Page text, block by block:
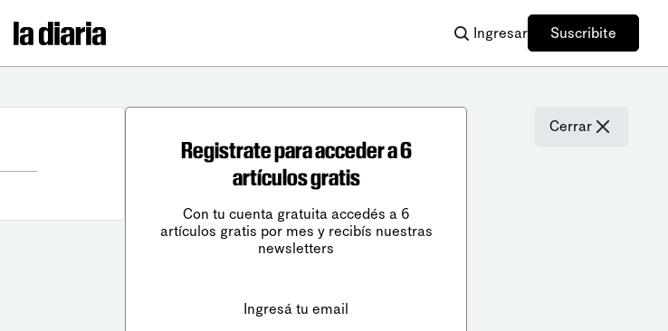
Ingresar Suscribite
Cerrar
Registrate para acceder a 6
artículos gratis
Con tu cuenta gratuita accedés a 6
artículos gratis por mes y recibís nuestras
newsletters
Ingresá tu email